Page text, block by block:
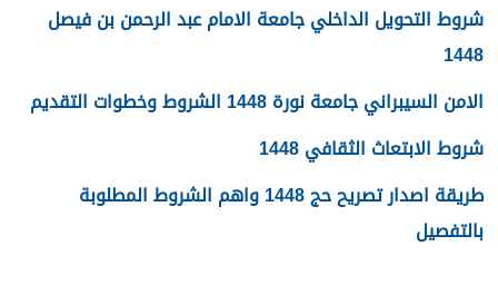
شروط التحويل الداخلي جامعة الامام عبد الرحمن بن فيصل
1448
الامن السيبراني جامعة نورة 1448 الشروط وخطوات التقديم
شروط الابتعاث الثقافي 1448
طريقة اصدار تصريح حج 1448 واهم الشروط المطلوبة
بالتفصيل